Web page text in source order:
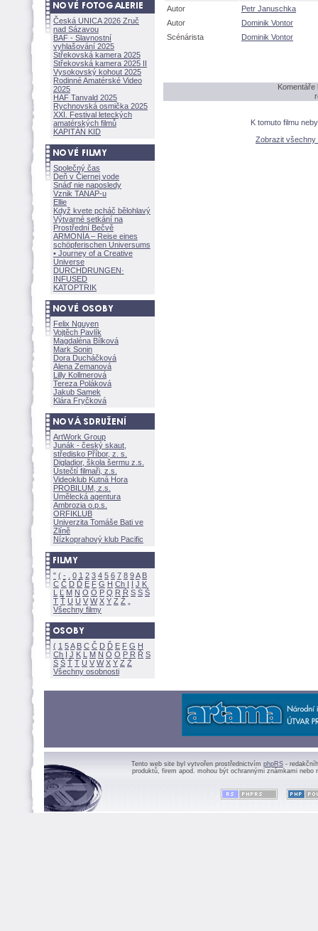
Česká UNICA 2026 Zruč
nad Sázavou
BAF - Slavnostní
vyhlašování 2025
Střekovská kamera 2025
Střekovská kamera 2025 II
Vysokovský kohout 2025
Rodinné Amatérské Video
2025
HAF Tanvald 2025
Rychnovská osmička 2025
XXI. Festival leteckých
amatérských filmů
KAPITÁN KID
Společný čas
Deň v Čiernej vode
Snáď nie naposledy
Vznik TANAP-u
Ellie
Když kvete pcháč bělohlavý
Výtvarné setkání na
Prostřední Bečvě
ARMONÍA – Reise eines
schöpferischen Universums
• Journey of a Creative
Universe
DURCHDRUNGEN·
INFUSED
KATOPTRIK
Felix Nguyen
Vojtěch Pavlík
Magdaléna Bílkov
Mark Sonin
Dora Ducháčkov
Alena Zemanov
Lilly Kollmerov
Tereza Polákov
Jakub Samek
Klára Fryčkov
ArtWork Group
Junák - český skaut,
středisko Příbor, z. s.
Digladior, škola šermu z.s.
Ústečtí filmaři, z.s.
Videoklub Kutná Hora
PROBILUM, z.s.
Umělecká agentura
Ambrozia o.p.s.
ORFIKLUB
Univerzita Tomáše Bati ve
Zlíně
Nízkoprahový klub Pacific
" ( - 0 1 2 3 4 5 6 7 8 9A B
C Č D Ď E F G H Ch I Í J K
L
Ľ M N O Ó P Q R Ř S Ś
T Ť U Ú V W X Y Z
Všechny filmy
( 1 5A B C Č D Ď E F G H
Ch I J K L M N Ó O P R Ř S
Ś
Ť T U V W X Y Z
Všechny osobnosti
Autor
Petr Januschka
Autor
Dominik Vontor
Scénárista
Dominik Vontor
K tomuto filmu
Zobrazit všechny
Tento web site byl vytvořen prostřednictvím phpRS -
produktů, firem apod. mohou být ochrannými známkami